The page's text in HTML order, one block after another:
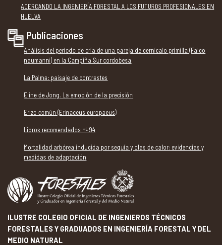
ACERCANDO LA INGENIERÍA FORESTAL A LOS FUTUROS PROFESIONALES EN
HUELVA
Publicaciones
Análisis del periodo de cría de una pareja de cernícalo primilla (Falco
naumanni) en la Campiña Sur cordobesa
La Palma: paisaje de contrastes
Eline de Jong. La emoción de la precisión
Erizo común (Erinaceus europaeus)
Libros recomendados nº 94
Mortalidad arbórea inducida por sequía y olas de calor: evidencias y
medidas de adaptación
ILUSTRE COLEGIO OFICIAL DE INGENIEROS TÉCNICOS
FORESTALES Y GRADUADOS EN INGENIERÍA FORESTAL Y DEL
MEDIO NATURAL